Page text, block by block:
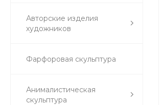
Авторские изделия
художников
Фарфоровая скульптура
Анималистическая
скульптура